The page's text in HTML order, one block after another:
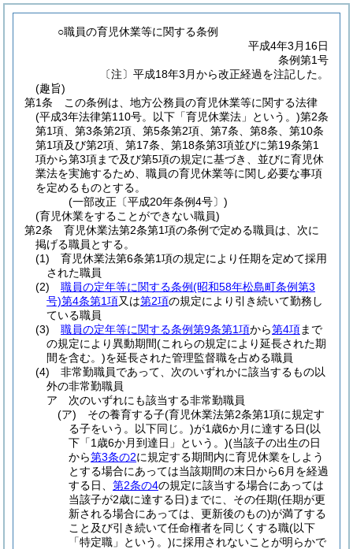
○職員の育児休業等に関する条例
平成4年3月16日
条例第1号
〔注〕平成18年3月から改正経過を注記した。
(趣旨)
第1条
この条例は、地方公務員の育児休業等に関する法律
(平成3年法律第110号。以下「育児休業法」という。)第2条
第1項、第3条第2項、第5条第2項、第7条、第8条、第10条
第1項及び第2項、第17条、第18条第3項並びに第19条第1
項から第3項まで及び第5項の規定に基づき、並びに育児休
業法を実施するため、職員の育児休業等に関し必要な事項
を定めるものとする。
(一部改正〔平成20年条例4号〕)
(育児休業をすることができない職員)
第2条
育児休業法第2条第1項の条例で定める職員は、次に
掲げる職員とする。
(1)
育児休業法第6条第1項の規定により任期を定めて採用
された職員
(2)
職員の定年等に関する条例(昭和58年松島町条例第3
号)第4条第1項又は第2項の規定により引き続いて勤務し
ている職員
(3)
職員の定年等に関する条例第9条第1項から第4項まで
の規定により異動期間(これらの規定により延長された期
間を含む。)を延長された管理監督職を占める職員
(4)
非常勤職員であって、次のいずれかに該当するもの以
外の非常勤職員
ア
次のいずれにも該当する非常勤職員
(ア)
その養育する子(育児休業法第2条第1項に規定す
る子をいう。以下同じ。)が1歳6か月に達する日(以
下「1歳6か月到達日」という。)(当該子の出生の日
から第3条の2に規定する期間内に育児休業をしよう
とする場合にあっては当該期間の末日から6月を経過
する日、第2条の4の規定に該当する場合にあっては
当該子が2歳に達する日) までに、その任期(任期が更
新される場合にあっては、更新後のもの)が満了する
こと及び引き続いて任命権者を同じくする職(以下
「特定職」という。)に採用されないことが明らかで